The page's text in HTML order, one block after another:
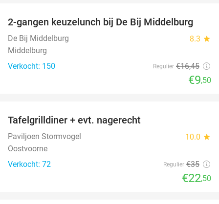
42%
2-gangen keuzelunch bij De Bij Middelburg
De Bij Middelburg 8.3 star
Middelburg
Verkocht: 150
Regulier €16,45
€9,50
Tafelgrilldiner + evt. nagerecht
Paviljoen Stormvogel 10.0 star
Oostvoorne
Verkocht: 72
Regulier €35
€22,50